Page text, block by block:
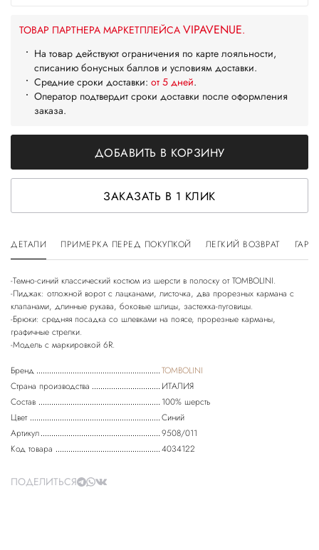
ТОВАР ПАРТНЕРА МАРКЕТПЛЕЙСА VIPAVENUE.
На товар действуют ограничения по карте лояльности,
списанию бонусных баллов и условиям доставки.
Средние сроки доставки: от 5 дней.
Оператор подтвердит сроки доставки после оформления
заказа.
ДОБАВИТЬ В КОРЗИНУ
ЗАКАЗАТЬ В 1 КЛИК
ДЕТАЛИ ПРИМЕРКА ПЕРЕД ПОКУПКОЙ ЛЕГКИЙ ВОЗВРАТ
-Темно-синий классический костюм из шерсти в полоску от TOMBOLINI.
-Пиджак: отложной ворот с лацканами, листочка, два прорезных кармана с
клапанами, длинные рукава, боковые шлицы, застежка-пуговицы.
-Брюки: средняя посадка со шлевками на поясе, прорезные карманы,
графичные стрелки.
Бренд
TOMBOLINI
Страна производства
ИТАЛИЯ
Состав
100% шерсть
Цвет
Синий
Артикул
9508/011
Код товара
4034122
ПОДЕЛИТЬСЯ